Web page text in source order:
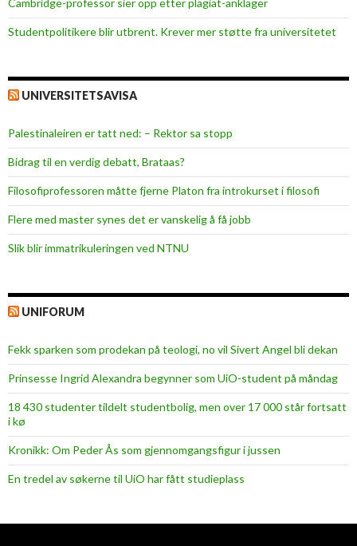
Cambridge-professor sier opp etter plagiat-anklager
Studentpolitikere blir utbrent. Krever mer støtte fra universitetet
UNIVERSITETSAVISA
Palestinaleiren er tatt ned: – Rektor sa stopp
Bidrag til en verdig debatt, Brataas?
Filosofiprofessoren måtte fjerne Platon fra introkurset i filosofi
Flere med master synes det er vanskelig å få jobb
Slik blir immatrikuleringen ved NTNU
UNIFORUM
Fekk sparken som prodekan på teologi, no vil Sivert Angel bli dekan
Prinsesse Ingrid Alexandra begynner som UiO-student på måndag
18 430 studenter tildelt studentbolig, men over 17 000 står fortsatt
i kø
Kronikk: Om Peder Ås som gjennomgangsfigur i jussen
En tredel av søkerne til UiO har fått studieplass